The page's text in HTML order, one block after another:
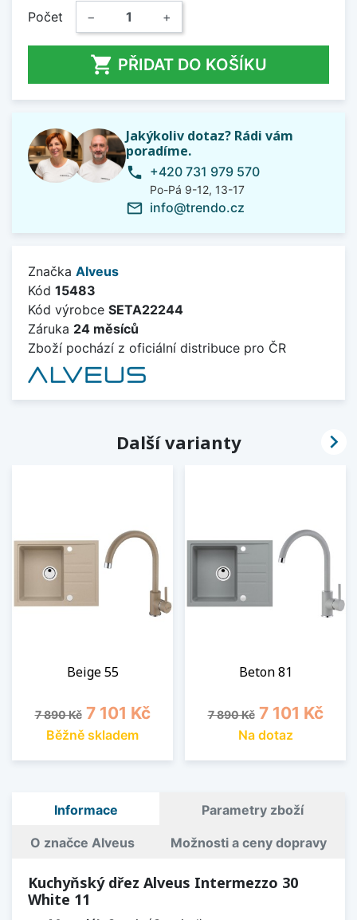
Počet − +
 PŘIDAT DO KOŠÍKU
Jakýkoliv dotaz? Rádi vám
poradíme.
phone +420 731 979 570
Po-Pá 9-12, 13-17
mail_outline info@trendo.cz
Značka Alveus
Kód 15483
Kód výrobce SETA22244
Záruka 24 měsíců
Zboží pochází z oficiální distribuce pro ČR
Další varianty
Beige 55
Běžná cena
7 890 Kč Cena
7 101 Kč
Běžně skladem
Beton 81
Běžná cena
7 890 Kč Cena
7 101 Kč
Na dotaz

Informace Parametry zboží
O značce Alveus Možnosti a ceny dopravy
Kuchyňský dřez Alveus Intermezzo 30
White 11